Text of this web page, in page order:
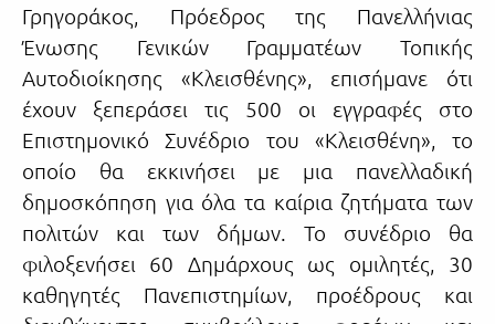
Γρηγοράκος, Πρόεδρος της Πανελλήνιας
Ένωσης Γενικών Γραμματέων Τοπικής
Αυτοδιοίκησης «Κλεισθένης», επισήμανε ότι
έχουν ξεπεράσει τις 500 οι εγγραφές στο
Επιστημονικό Συνέδριο του «Κλεισθένη», το
οποίο θα εκκινήσει με μια πανελλαδική
δημοσκόπηση για όλα τα καίρια ζητήματα των
πολιτών και των δήμων. Το συνέδριο θα
φιλοξενήσει 60 Δημάρχους ως ομιλητές, 30
καθηγητές Πανεπιστημίων, προέδρους και